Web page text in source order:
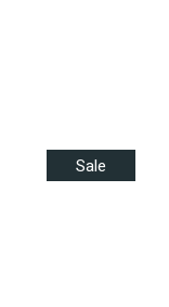
Sale